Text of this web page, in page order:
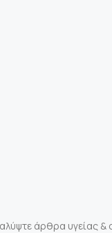
άρθρα υγείας